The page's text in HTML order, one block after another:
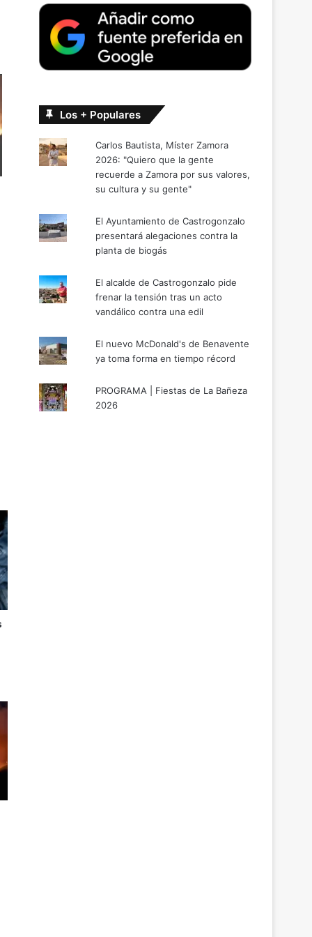
Los + Populares
Carlos Bautista, Míster Zamora
2026: "Quiero que la gente
recuerde a Zamora por sus valores,
su cultura y su gente"
El Ayuntamiento de Castrogonzalo
presentará alegaciones contra la
planta de biogás
El alcalde de Castrogonzalo pide
frenar la tensión tras un acto
vandálico contra una edil
El nuevo McDonald's de Benavente
ya toma forma en tiempo récord
PROGRAMA | Fiestas de La Bañeza
2026